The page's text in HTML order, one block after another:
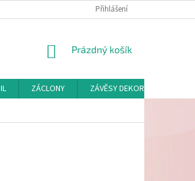
Přihlášení
NÁKUPNÍ
Prázdný košík
ZÁCLONY
ZÁVĚSY DEKORAČNÍ A